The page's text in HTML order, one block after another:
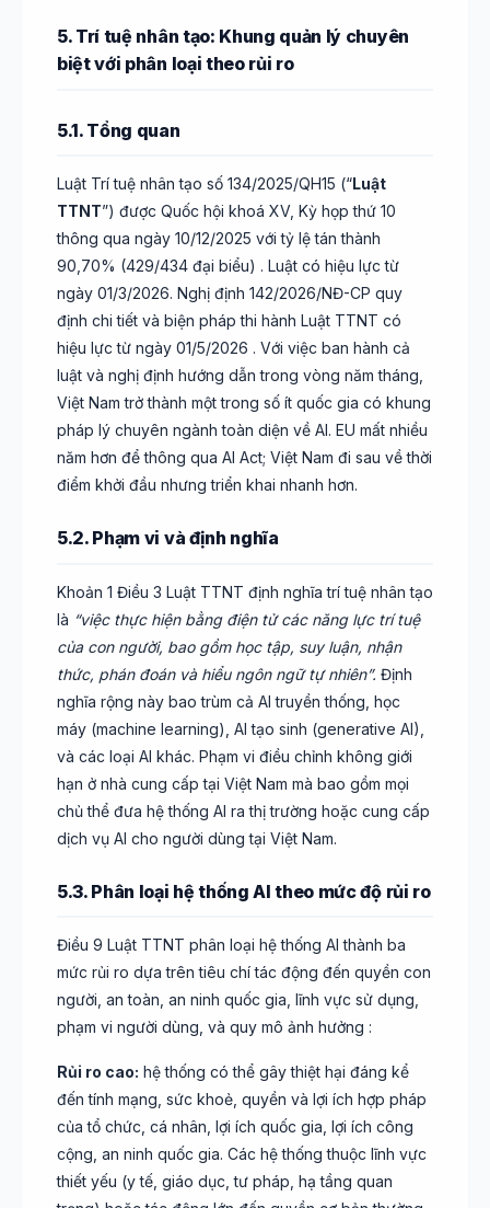
5. Trí tuệ nhân tạo: Khung quản lý chuyên
biệt với phân loại theo rủi ro
5.1. Tổng quan
Luật Trí tuệ nhân tạo số 134/2025/QH15 (“Luật
TTNT”) được Quốc hội khoá XV, Kỳ họp thứ 10
thông qua ngày 10/12/2025 với tỷ lệ tán thành
90,70% (429/434 đại biểu) . Luật có hiệu lực từ
ngày 01/3/2026. Nghị định 142/2026/NĐ-CP quy
định chi tiết và biện pháp thi hành Luật TTNT có
hiệu lực từ ngày 01/5/2026 . Với việc ban hành cả
luật và nghị định hướng dẫn trong vòng năm tháng,
Việt Nam trở thành một trong số ít quốc gia có khung
pháp lý chuyên ngành toàn diện về AI. EU mất nhiều
năm hơn để thông qua AI Act; Việt Nam đi sau về thời
điểm khởi đầu nhưng triển khai nhanh hơn.
5.2. Phạm vi và định nghĩa
Khoản 1 Điều 3 Luật TTNT định nghĩa trí tuệ nhân tạo
là “việc thực hiện bằng điện tử các năng lực trí tuệ
của con người, bao gồm học tập, suy luận, nhận
thức, phán đoán và hiểu ngôn ngữ tự nhiên”. Định
nghĩa rộng này bao trùm cả AI truyền thống, học
máy (machine learning), AI tạo sinh (generative AI),
và các loại AI khác. Phạm vi điều chỉnh không giới
hạn ở nhà cung cấp tại Việt Nam mà bao gồm mọi
chủ thể đưa hệ thống AI ra thị trường hoặc cung cấp
dịch vụ AI cho người dùng tại Việt Nam.
5.3. Phân loại hệ thống AI theo mức độ rủi ro
Điều 9 Luật TTNT phân loại hệ thống AI thành ba
mức rủi ro dựa trên tiêu chí tác động đến quyền con
người, an toàn, an ninh quốc gia, lĩnh vực sử dụng,
phạm vi người dùng, và quy mô ảnh hưởng :
Rủi ro cao: hệ thống có thể gây thiệt hại đáng kể
đến tính mạng, sức khoẻ, quyền và lợi ích hợp pháp
của tổ chức, cá nhân, lợi ích quốc gia, lợi ích công
cộng, an ninh quốc gia. Các hệ thống thuộc lĩnh vực
thiết yếu (y tế, giáo dục, tư pháp, hạ tầng quan